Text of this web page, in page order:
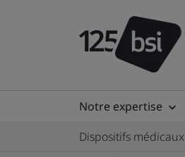
Notre expertise
Dispositifs médicaux